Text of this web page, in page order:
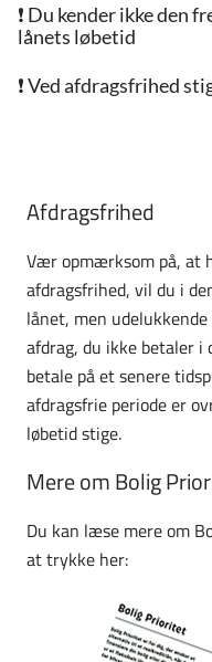
❗ Du kender ikke den
lånets løbetid
❗Ved afdragsfrihed
Afdragsfrihed
Vær opmærksom på, at
afdragsfrihed, vil du i
lånet, men
afdrag, du ikke betaler i
betale på et senere
afdragsfrie periode er
løbetid stige.
Mere om Bolig
Du kan læse mere om
at trykke her: